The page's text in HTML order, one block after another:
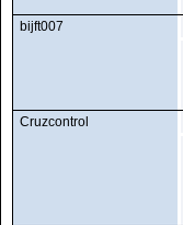
bijft007
Cruzcontrol